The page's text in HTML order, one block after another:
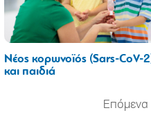
Νέος κορωνοϊός (Sars-CoV-
και παιδιά
Επόμενα